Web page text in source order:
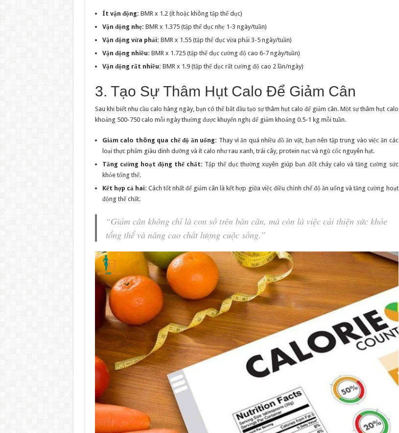
Ít vận động: BMR x 1.2 (ít hoặc không tập thể dục)
Vận động nhẹ: BMR x 1.375 (tập thể dục nhẹ 1-3 ngày/tuần)
Vận động vừa phải: BMR x 1.55 (tập thể dục vừa phải 3-5 ngày/tuần)
Vận động nhiều: BMR x 1.725 (tập thể dục cường độ cao 6-7 ngày/tuần)
Vận động rất nhiều: BMR x 1.9 (tập thể dục rất cường độ cao 2 lần/ngày)
3. Tạo Sự Thâm Hụt Calo Để Giảm Cân
Sau khi biết nhu cầu calo hàng ngày, bạn có thể bắt đầu tạo sự thâm hụt calo để giảm cân. Một sự thâm hụt calo
khoảng 500-750 calo mỗi ngày thường được khuyến nghị để giảm khoảng 0.5-1 kg mỗi tuần.
Giảm calo thông qua chế độ ăn uống: Thay vì ăn quá nhiều đồ ăn vặt, bạn nên tập trung vào việc ăn các
loại thực phẩm giàu dinh dưỡng và ít calo như rau xanh, trái cây, protein nạc và ngũ cốc nguyên hạt.
Tăng cường hoạt động thể chất: Tập thể dục thường xuyên giúp bạn đốt cháy calo và tăng cường sức
khỏe tổng thể.
Kết hợp cả hai: Cách tốt nhất để giảm cân là kết hợp giữa việc điều chỉnh chế độ ăn uống và tăng cường hoạt
động thể chất.
“Giảm cân không chỉ là con số trên bàn cân, mà còn là việc cải thiện sức khỏe
tổng thể và nâng cao chất lượng cuộc sống.”